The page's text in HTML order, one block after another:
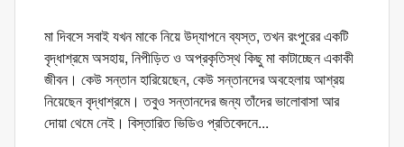
মা দিবসে সবাই যখন মাকে নিয়ে উদ্‌যাপনে ব্যস্ত, তখন রংপুরের একটি
বৃদ্ধাশ্রমে অসহায়, নিপীড়িত ও অপ্রকৃতিস্থ কিছু মা কাটাচ্ছেন একাকী
জীবন। কেউ সন্তান হারিয়েছেন, কেউ সন্তানদের অবহেলায় আশ্রয়
নিয়েছেন বৃদ্ধাশ্রমে। তবুও সন্তানদের জন্য তাঁদের ভালোবাসা আর
দোয়া থেমে নেই। বিস্তারিত ভিডিও প্রতিবেদনে...